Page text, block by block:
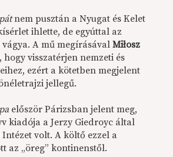
nem pusztán a Nyugat és Kelet
ihlette, de egyúttal az
A mű megírásávalMiłosz
hogy visszatérjen nemzeti és
ezért a kötetben megjelent
jellegű.
először Párizsban jelent meg,
kiadója a Jerzy Giedroyc által
volt. A költő ezzel a
az „öreg” kontinenstől.